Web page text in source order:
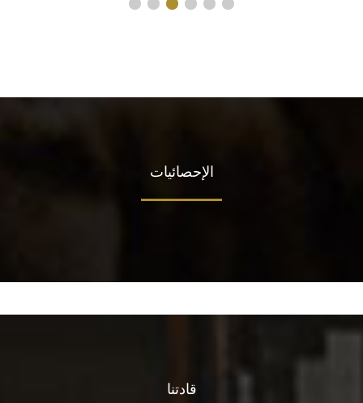
الإحصائيات
قادتنا